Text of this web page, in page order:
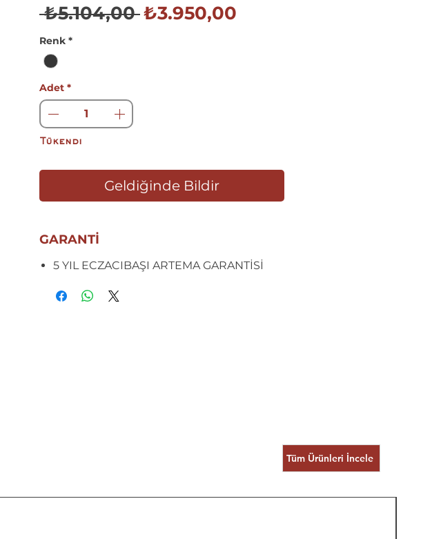
₺5.104,00 Normal
₺3.950,00
Renk *
Adet *
Tükendi
Geldiğinde Bildir
GARANTİ
5 YIL ECZACIBAŞI ARTEMA GARANTİSİ
Tüm Ürünleri İncele